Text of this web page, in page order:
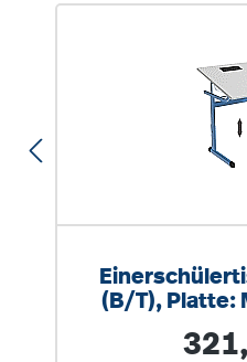
(B/T), Platte:
mit